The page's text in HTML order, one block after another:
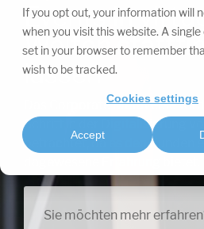
If you opt out, your information will
when you visit this website. A
set in your browser to remember
wish to be tracked.
Cookies settings
Accept
Events in
Welten
lassen
Das Corporate Metaverse
Schritt in der Digitalisierung
betrachtet, da es den Kunden
Sie möchten mehr